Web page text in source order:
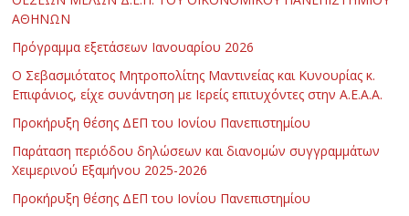
ΑΘΗΝΩΝ
Πρόγραμμα εξετάσεων Ιανουαρίου 2026
Ο Σεβασμιότατος Μητροπολίτης Μαντινείας και Κυνουρίας κ.
Επιφάνιος, είχε συνάντηση με Ιερείς επιτυχόντες στην Α.Ε.Α.Α.
Προκήρυξη θέσης ΔΕΠ του Ιονίου Πανεπιστημίου
Παράταση περιόδου δηλώσεων και διανομών συγγραμμάτων
Χειμερινού Εξαμήνου 2025-2026
Προκήρυξη θέσης ΔΕΠ του Ιονίου Πανεπιστημίου